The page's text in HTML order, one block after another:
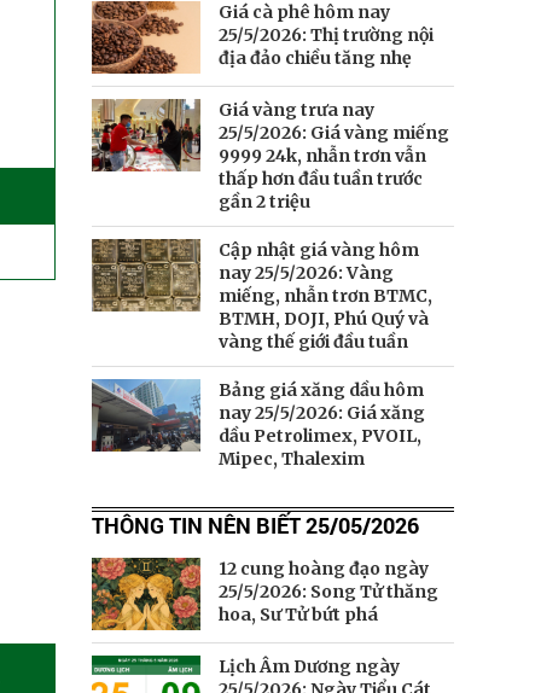
Giá cà phê hôm nay
25/5/2026: Thị trường nội
địa đảo chiều tăng nhẹ
Giá vàng trưa nay
25/5/2026: Giá vàng miếng
9999 24k, nhẫn trơn vẫn
thấp hơn đầu tuần trước
gần 2 triệu
Cập nhật giá vàng hôm
nay 25/5/2026: Vàng
miếng, nhẫn trơn BTMC,
BTMH, DOJI, Phú Quý và
vàng thế giới đầu tuần
Bảng giá xăng dầu hôm
nay 25/5/2026: Giá xăng
dầu Petrolimex, PVOIL,
Mipec, Thalexim
THÔNG TIN NÊN BIẾT 25/05/2026
12 cung hoàng đạo ngày
25/5/2026: Song Tử thăng
hoa, Sư Tử bứt phá
Lịch Âm Dương ngày